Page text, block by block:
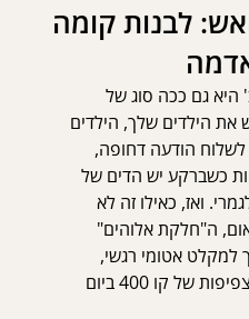
לבנות קומה
היא גם ככה סוג של
את הילדים שלך, הילדים
הודעה דחופה,
כשברקע יש הדים של
ואז, כאילו זה לא
ה"חלקת אלוהים"
אטומי רגשי,
כשבחוץ הכל רועד ובפנים יש צפיפות של קו 400 ביום